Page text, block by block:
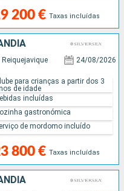
200 € Taxas incluídas
Reiquejavique 24/08/2026
800 € Taxas incluídas
para crianças a partir dos 3
de idade
incluídas
gastronómica
de mordomo incluído